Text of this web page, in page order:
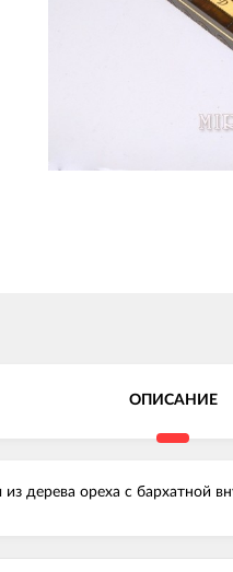
ОПИСАНИЕ
дерева ореха с бархатной